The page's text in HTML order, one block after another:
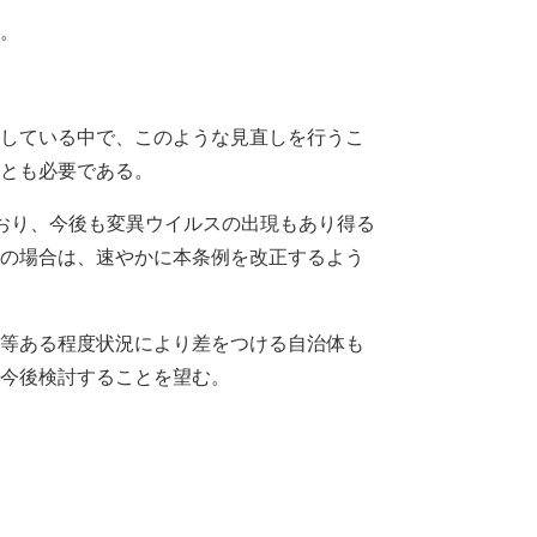
ている中で、このような見直しを行うこ
も必要である。
、今後も変異ウイルスの出現もあり得る
場合は、速やかに本条例を改正するよう
ある程度状況により差をつける自治体も
後検討することを望む。